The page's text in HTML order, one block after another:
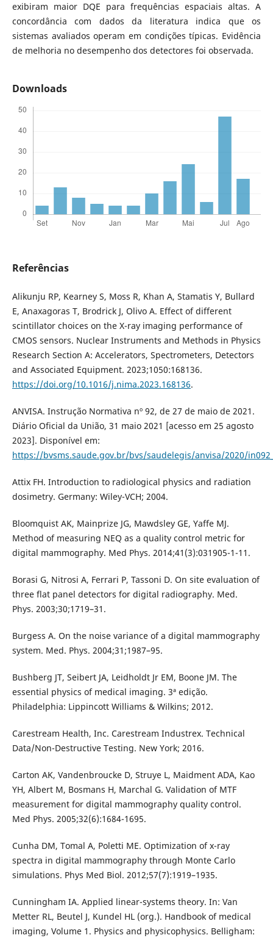
exibiram maior DQE para frequências espaciais altas. A
concordância com dados da literatura indica que os
sistemas avaliados operam em condições típicas. Evidência
de melhoria no desempenho dos detectores foi observada.
Downloads
Referências
Alikunju RP, Kearney S, Moss R, Khan A, Stamatis Y, Bullard
E, Anaxagoras T, Brodrick J, Olivo A. Effect of different
scintillator choices on the X-ray imaging performance of
CMOS sensors. Nuclear Instruments and Methods in Physics
Research Section A: Accelerators, Spectrometers, Detectors
and Associated Equipment. 2023;1050:168136.
https://doi.org/10.1016/j.nima.2023.168136.
ANVISA. Instrução Normativa nº 92, de 27 de maio de 2021.
Diário Oficial da União, 31 maio 2021 [acesso em 25 agosto
2023]. Disponível em:
https://bvsms.saude.gov.br/bvs/saudelegis/anvisa/2020/
Attix FH. Introduction to radiological physics and radiation
dosimetry. Germany: Wiley-VCH; 2004.
Bloomquist AK, Mainprize JG, Mawdsley GE, Yaffe MJ.
Method of measuring NEQ as a quality control metric for
digital mammography. Med Phys. 2014;41(3):031905-1-11.
Borasi G, Nitrosi A, Ferrari P, Tassoni D. On site evaluation of
three flat panel detectors for digital radiography. Med.
Phys. 2003;30;1719–31.
Burgess A. On the noise variance of a digital mammography
system. Med. Phys. 2004;31;1987–95.
Bushberg JT, Seibert JA, Leidholdt Jr EM, Boone JM. The
essential physics of medical imaging. 3ª edição.
Philadelphia: Lippincott Williams & Wilkins; 2012.
Carestream Health, Inc. Carestream Industrex. Technical
Data/Non-Destructive Testing. New York; 2016.
Carton AK, Vandenbroucke D, Struye L, Maidment ADA, Kao
YH, Albert M, Bosmans H, Marchal G. Validation of MTF
measurement for digital mammography quality control.
Med Phys. 2005;32(6):1684-1695.
Cunha DM, Tomal A, Poletti ME. Optimization of x-ray
spectra in digital mammography through Monte Carlo
simulations. Phys Med Biol. 2012;57(7):1919–1935.
Cunningham IA. Applied linear-systems theory. In: Van
Metter RL, Beutel J, Kundel HL (org.). Handbook of medical
imaging, Volume 1. Physics and physicophysics. Belligham: